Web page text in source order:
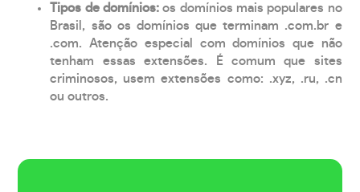
Tipos de domínios:os domínios mais populares no
Brasil, são os domínios que terminam .com.br e
.com. Atenção especial com domínios que não
tenham essas extensões. É comum que sites
criminosos, usem extensões como: .xyz, .ru, .cn
ou outros.